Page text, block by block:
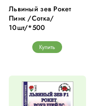
Львиный зев Рокет
Пинк /Сотка/
10шт/*500
Купить